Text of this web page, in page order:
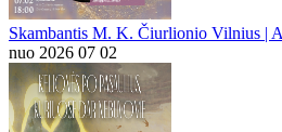
Skambantis M. K. Čiurlionio Vilnius |
nuo 2026 07 02